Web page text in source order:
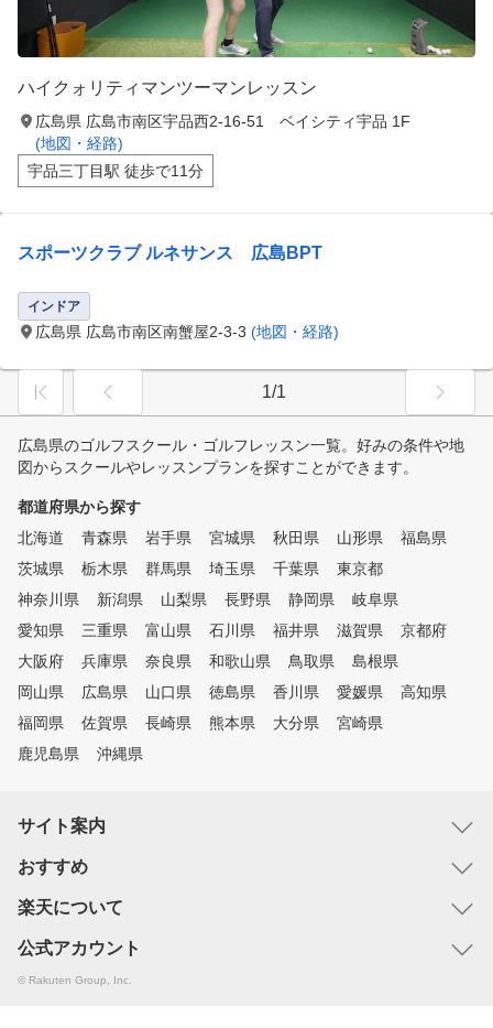
ハイクォリティマンツーマンレッスン
広島県 広島市南区宇品西2-16-51 ベイシティ宇品 1F
(地図・経路)
宇品三丁目駅 徒歩で11分
スポーツクラブ ルネサンス 広島BPT
インドア
広島県 広島市南区南蟹屋2-3-3 (地図・経路)
1/1
広島県のゴルフスクール・ゴルフレッスン一覧。好みの条件や地
図からスクールやレッスンプランを探すことができます。
都道府県から探す
北海道
青森県 岩手県 宮城県 秋田県 山形県
福島県
茨城県
栃木県 群馬県 埼玉県 千葉県
東京都
神奈川県
新潟県 山梨県 長野県 静岡県
岐阜県
愛知県
三重県 富山県 石川県 福井県 滋賀県
京都府
大阪府
兵庫県 奈良県 和歌山県 鳥取県
島根県
岡山県
広島県 山口県 徳島県 香川県 愛媛県
高知県
福岡県
佐賀県 長崎県 熊本県 大分県
宮崎県
鹿児島県
沖縄県
サイト案内
おすすめ
楽天について
公式アカウント
© Rakuten Group, Inc.